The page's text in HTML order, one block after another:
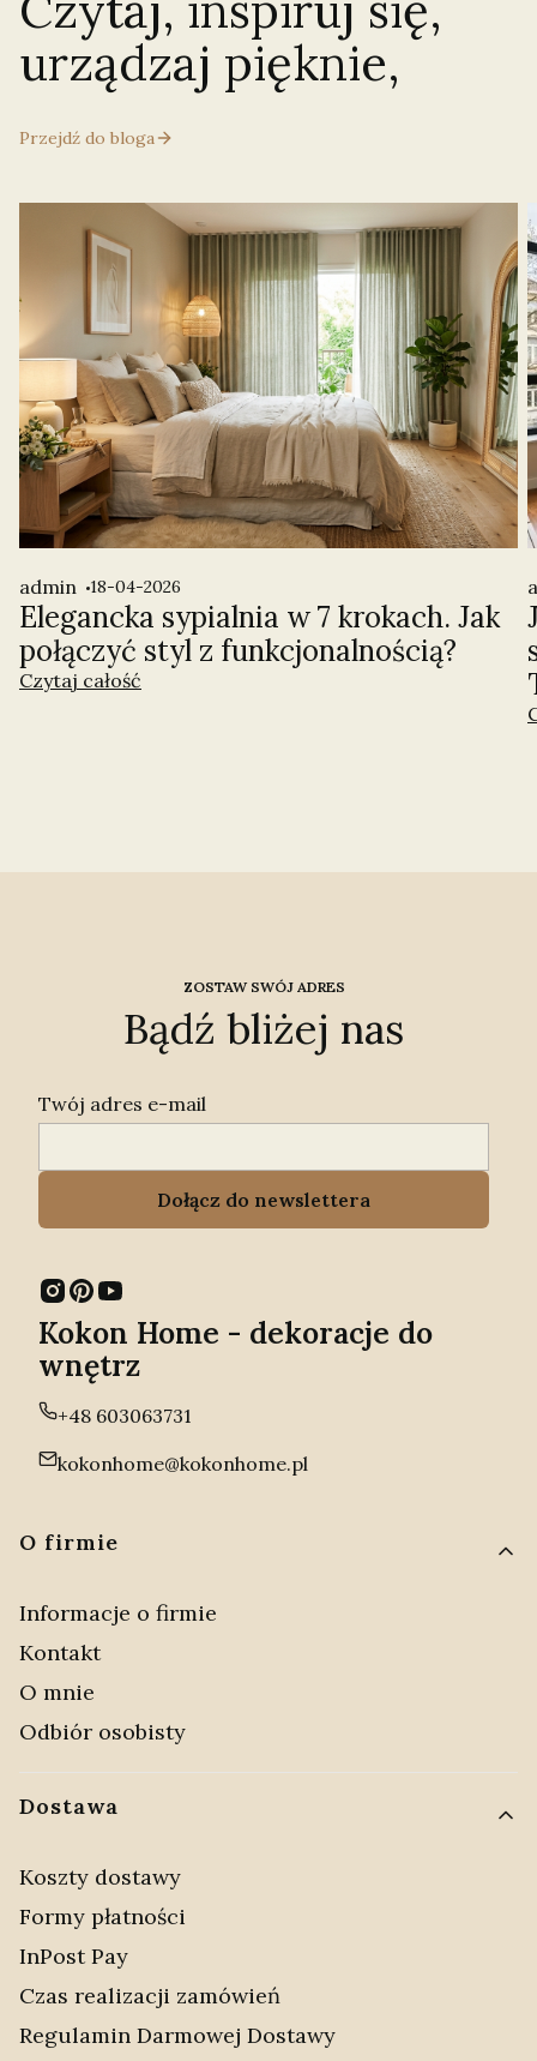
urządzaj pięknie,
Przejdź do bloga
admin 18-04-2026
Elegancka sypialnia w 7 krokach. Jak
połączyć styl z funkcjonalnością?
Czytaj całość
ZOSTAW SWÓJ ADRES
Bądź bliżej nas
Twój adres e-mail
Dołącz do newslettera
Kokon Home - dekoracje do
wnętrz
+48 603063731
kokonhome@kokonhome.pl
Linki w stopce
O firmie
Informacje o firmie
Kontakt
O mnie
Odbiór osobisty
Dostawa
Koszty dostawy
Formy płatności
InPost Pay
Czas realizacji zamówień
Regulamin Darmowej Dostawy